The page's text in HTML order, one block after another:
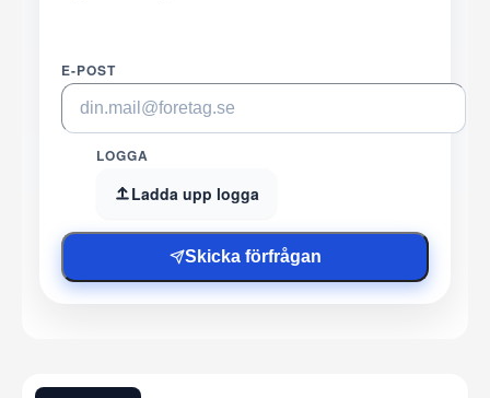
E-POST
LOGGA
Ladda upp logga
Skicka förfrågan